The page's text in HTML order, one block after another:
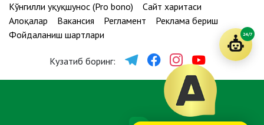
Кўнгилли ҳуқуқшунос (Pro bono)
Сайт харитаси
Алоқалар
Вакансия Регламент
Реклама бериш
Фойдаланиш шартлари
Кузатиб боринг:
24/7